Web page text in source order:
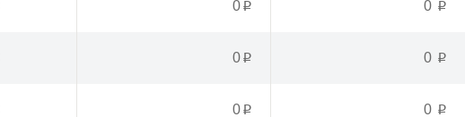
0p 0 p
0p 0 p
0p 0 p